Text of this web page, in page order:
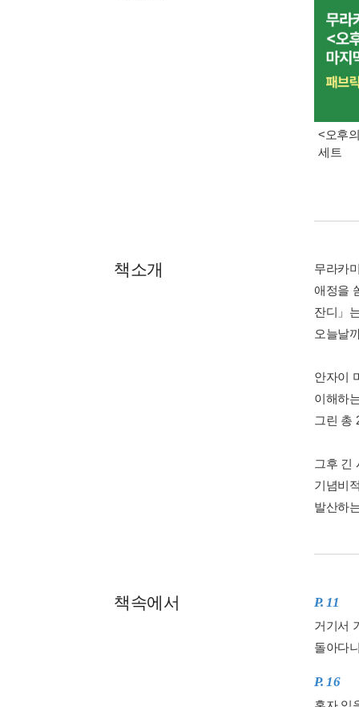
<오후
세트
책소개
무라카
애정을
잔디」
오늘날
안자이
이해하
그린 총
그후 긴
기념비
발산하
책속에서 P. 11
거기서
돌아다
P. 16